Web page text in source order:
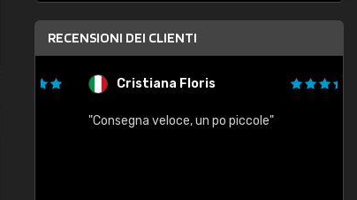
RECENSIONI DEI CLIENTI
Cristiana Floris
"Consegna veloce, un po piccole"